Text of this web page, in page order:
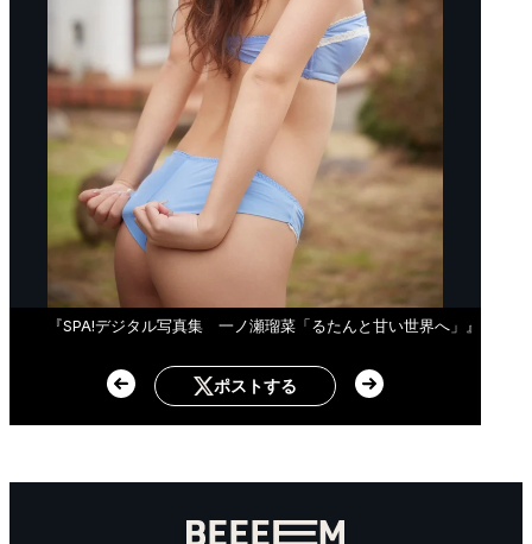
『SPA!デジタル写真集 一ノ瀬瑠菜「るたんと甘い世界へ」』
ポストする